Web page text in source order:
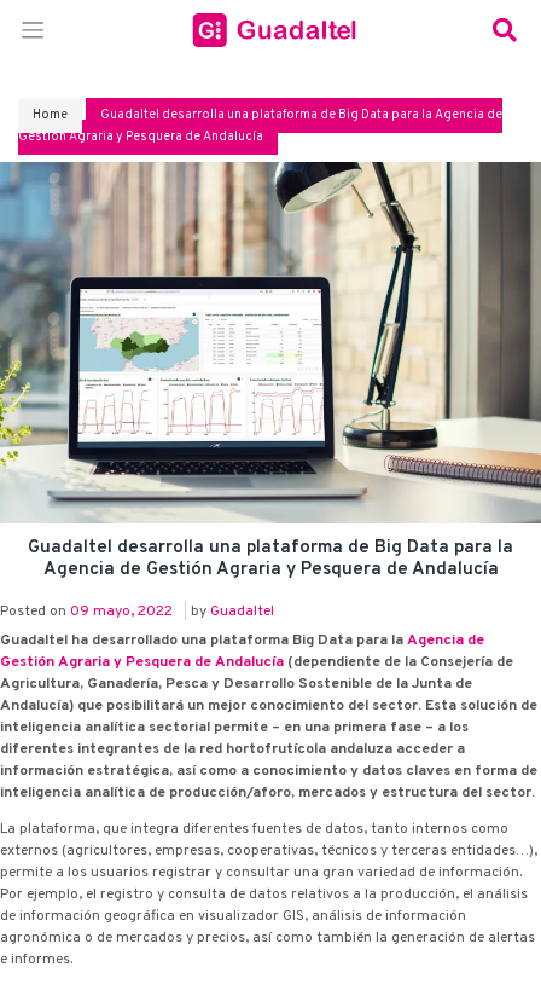
Home
Guadaltel desarrolla una plataforma de Big Data para la Agencia de
Gestión Agraria y Pesquera de Andalucía
Guadaltel desarrolla una plataforma de Big Data para la
Agencia de Gestión Agraria y Pesquera de Andalucía
Posted on 09 mayo, 2022 by Guadaltel
Guadaltel ha desarrollado una plataforma Big Data para laAgencia de
Gestión Agraria y Pesquera de Andalucía (dependiente de la Consejería de
Agricultura, Ganadería, Pesca y Desarrollo Sostenible de la Junta de
Andalucía) que posibilitará un mejor conocimiento del sector. Esta solución de
inteligencia analítica sectorial permite – en una primera fase – a los
diferentes integrantes de la red hortofrutícola andaluza acceder a
información estratégica, así como a conocimiento y datos claves en forma de
inteligencia analítica de producción/aforo, mercados y estructura del sector.
La plataforma, que integra diferentes fuentes de datos, tanto internos como
externos (agricultores, empresas, cooperativas, técnicos y terceras entidades…),
permite a los usuarios registrar y consultar una gran variedad de información.
Por ejemplo, el registro y consulta de datos relativos a la producción, el análisis
de información geográfica en visualizador GIS, análisis de información
agronómica o de mercados y precios, así como también la generación de alertas
e informes.